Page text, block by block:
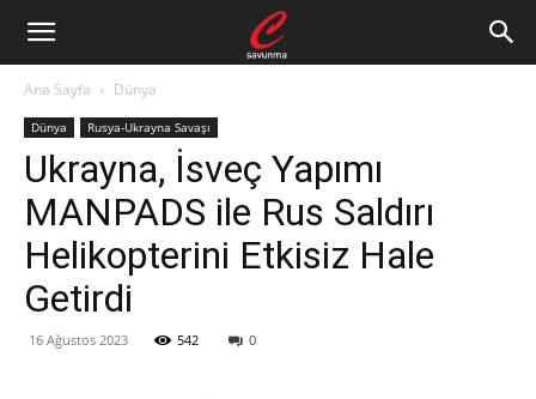
Ana Sayfa Dünya
Dünya Rusya-Ukrayna Savaşı
Ukrayna, İsveç Yapımı
MANPADS ile Rus Saldırı
Helikopterini Etkisiz Hale
Getirdi
16 Ağustos 2023 542 0